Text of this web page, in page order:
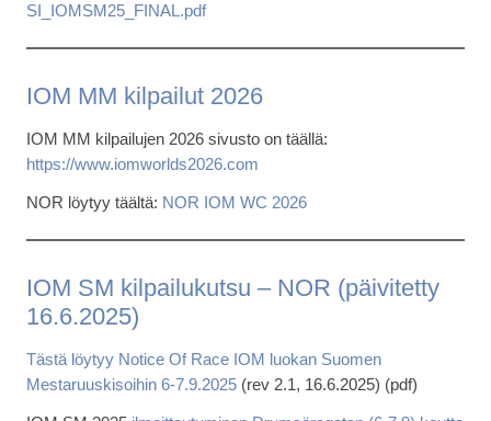
SI_IOMSM25_FINAL.pdf
IOM MM kilpailut 2026
IOM MM kilpailujen 2026 sivusto on täällä:
https://www.iomworlds2026.com
NOR löytyy täältä: NOR IOM WC 2026
IOM SM kilpailukutsu – NOR (päivitetty
16.6.2025)
Tästä löytyy Notice Of Race IOM luokan Suomen
Mestaruuskisoihin 6-7.9.2025 (rev 2.1, 16.6.2025) (pdf)